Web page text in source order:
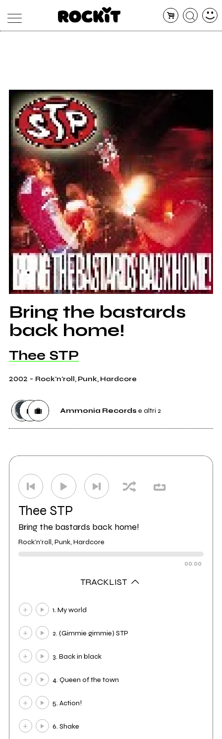
ARTISTI
CONCERTI
SHOP
RADIO
Bring the bastards
back home!
Thee STP
2002 - Rock'n'roll, Punk, Hardcore
Ammonia Records e altri 2
Distributore Sony BMG
Thee STP
Bring the bastards back home!
Rock'n'roll, Punk, Hardcore
00:00
TRACKLIST
1. My world
2. (Gimmie gimmie) STP
3. Back in black
4. Queen of the town
5. Action!
6. Shake